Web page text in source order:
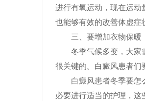
进行有氧运动，现在运
也能够有效的改善体虚症
三、要增加衣物保暖
冬季气候多变，大家
很关键的。白癜风患者们
白癜风患者冬季要怎
必要进行适当的护理，